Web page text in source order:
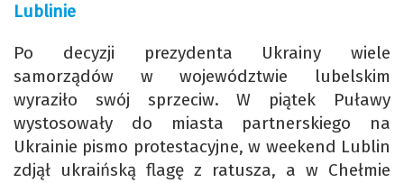
Lublinie
Po decyzji prezydenta Ukrainy wiele
samorządów w województwie lubelskim
wyraziło swój sprzeciw. W piątek Puławy
wystosowały do miasta partnerskiego na
Ukrainie pismo protestacyjne, w weekend Lublin
zdjął ukraińską flagę z ratusza, a w Chełmie